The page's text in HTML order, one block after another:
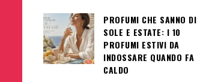
PROFUMI CHE SANNO DI
SOLE E ESTATE: I 10
PROFUMI ESTIVI DA
INDOSSARE QUANDO FA
CALDO